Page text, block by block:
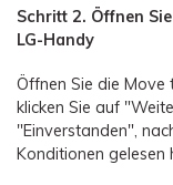
Schritt 2. Öffnen
LG-Handy
Öffnen Sie die Move
klicken Sie auf
"Einverstanden",
Konditionen gelesen